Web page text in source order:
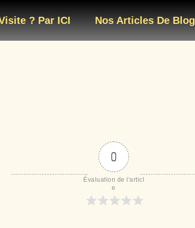
? Par ICI Nos Articles De Blog
0
Évaluation de l'articl
e